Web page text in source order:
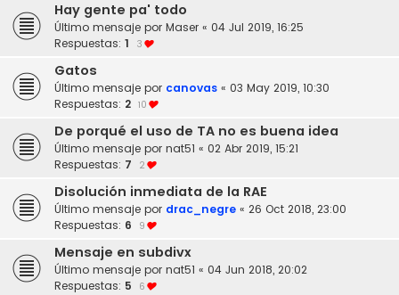
Hay gente pa' todo
Último mensaje por Maser « 04 Jul 2019, 16:25
Respuestas: 1 3
Gatos
Último mensaje por canovas « 03 May 2019, 10:30
Respuestas: 2 10
De porqué el uso de TA no es buena idea
Último mensaje por nat51 « 02 Abr 2019, 15:21
Respuestas: 7 2
Disolución inmediata de la RAE
Último mensaje por drac_negre « 26 Oct 2018, 23:00
Respuestas: 6 9
Mensaje en subdivx
Último mensaje por nat51 « 04 Jun 2018, 20:02
Respuestas: 5 6